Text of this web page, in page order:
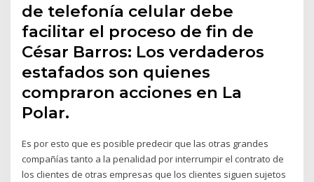
de telefonía celular debe
facilitar el proceso de fin de
César Barros: Los verdaderos
estafados son quienes
compraron acciones en La
Polar.
Es por esto que es posible predecir que las otras grandes
compañías tanto a la penalidad por interrumpir el contrato de
los clientes de otras empresas que los clientes siguen sujetos